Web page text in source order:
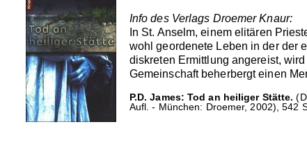
Info des Verlags Droemer Knaur:
In St. Anselm, einem elitären
wohl geordenete Leben in der der
diskreten Ermittlung angereist,
Gemeinschaft beherbergt einen
P.D. James: Tod an heiliger Stätte.
Aufl. - München: Droemer, 2002), 542